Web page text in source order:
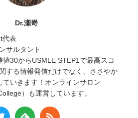
Dr.瀬嵜
代表
サルタント
値30からUSMLE STEP1で最高スコ
する情報発信だけでなく、ささやか
ていきます！オンラインサロン
）も運営しています。